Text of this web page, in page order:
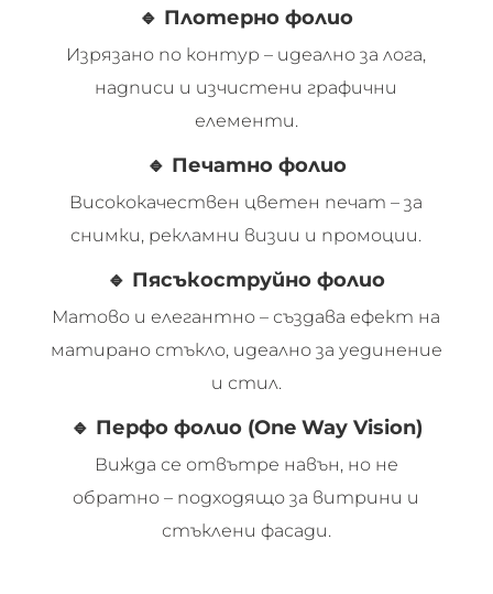
🔹 Плотерно фолио
Изрязано по контур – идеално за лога,
надписи и изчистени графични
елементи.
🔹 Печатно фолио
Висококачествен цветен печат – за
снимки, рекламни визии и промоции.
🔹 Пясъкоструйно фолио
Матово и елегантно – създава ефект на
матирано стъкло, идеално за уединение
и стил.
🔹 Перфо фолио (One Way Vision)
Вижда се отвътре навън, но не
обратно – подходящо за витрини и
стъклени фасади.